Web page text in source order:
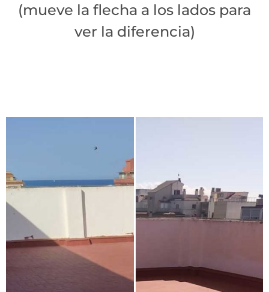
(mueve la flecha a los lados para
ver la diferencia)